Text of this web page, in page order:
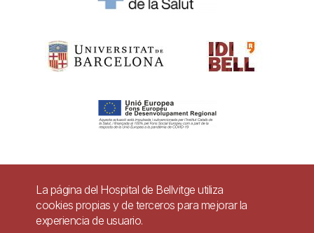
Pie
Contacto
Accesibilidad
La página del Hospital de Bellvitge utiliza
cookies propias y de terceros para mejorar la
experiencia de usuario.